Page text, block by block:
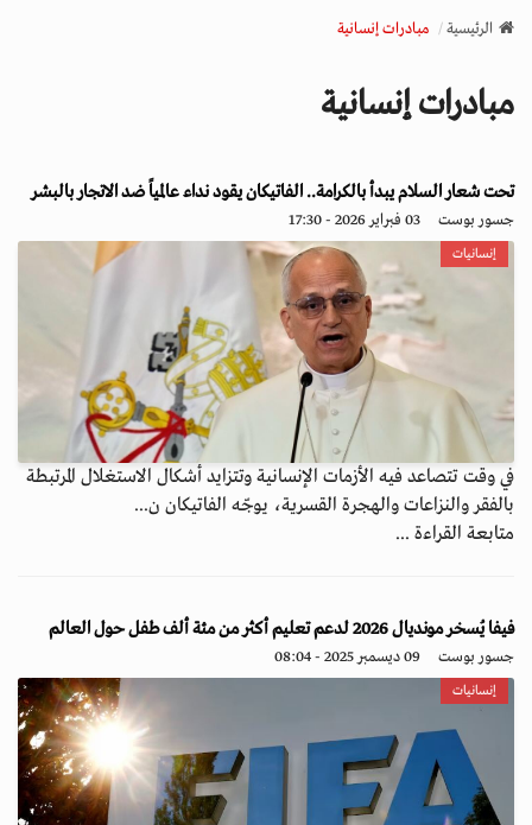
v
a
o
n
الرئيسية مبادرات إنسانية
مبادرات إنسانية
تحت شعار السلام يبدأ بالكرامة.. الفاتيكان يقود نداء عالمياً ضد الاتجار بالبشر
جسور بوست 03 فبراير 2026 - 17:30
إنسانيات
في وقت تتصاعد فيه الأزمات الإنسانية وتتزايد أشكال الاستغلال المرتبطة
بالفقر والنزاعات والهجرة القسرية، يوجّه الفاتيكان ن...
متابعة القراءة ...
فيفا يُسخر مونديال 2026 لدعم تعليم أكثر من مئة ألف طفل حول العالم
جسور بوست 09 ديسمبر 2025 - 08:04
إنسانيات